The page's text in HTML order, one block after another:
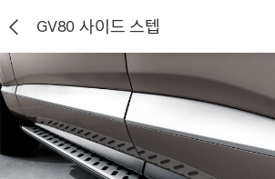
GV80 사이드 스텝